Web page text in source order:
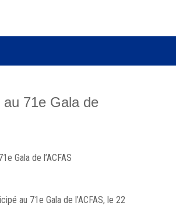
au 71e Gala de
au 71e Gala de l’ACFAS, le 22